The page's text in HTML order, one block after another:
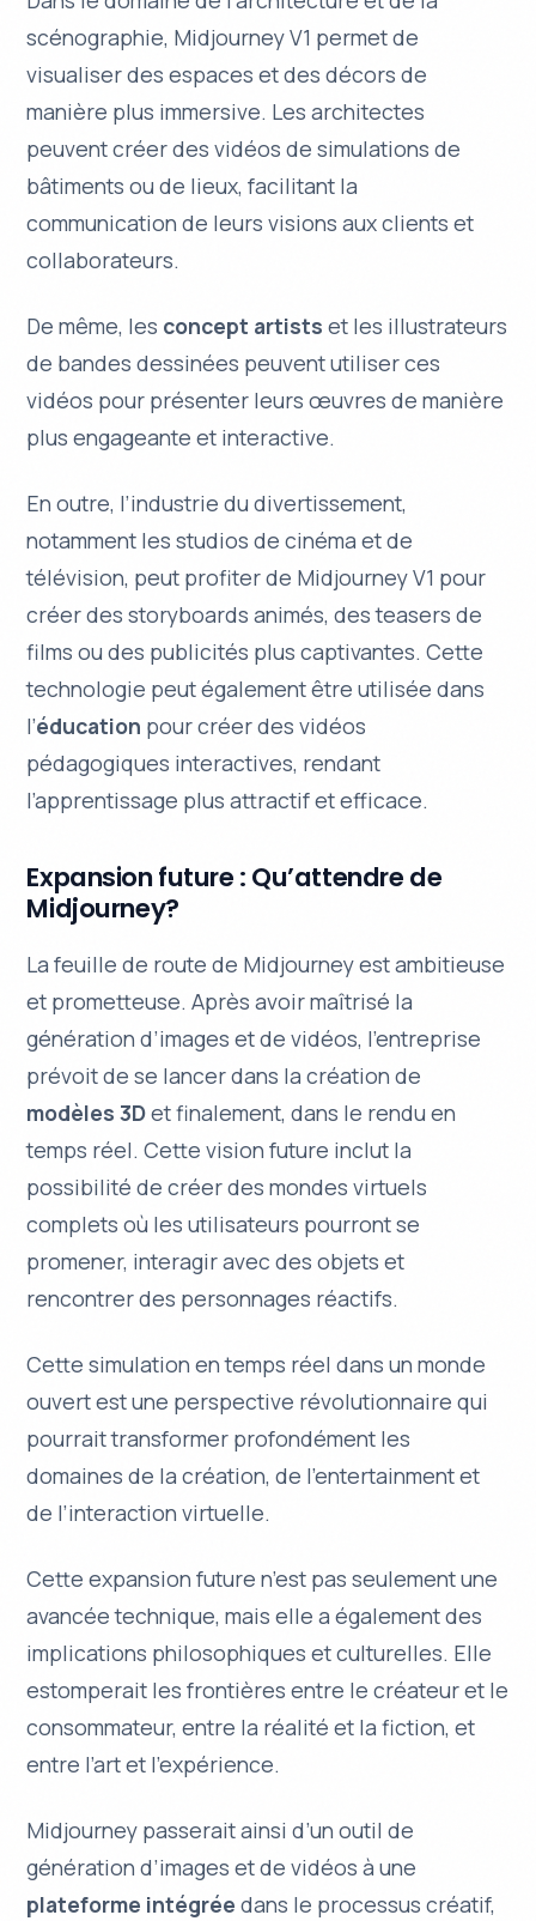
scénographie, Midjourney V1 permet de
visualiser des espaces et des décors de
manière plus immersive. Les architectes
peuvent créer des vidéos de simulations de
bâtiments ou de lieux, facilitant la
communication de leurs visions aux clients et
collaborateurs.
De même, les concept artists et les illustrateurs
de bandes dessinées peuvent utiliser ces
vidéos pour présenter leurs œuvres de manière
plus engageante et interactive.
En outre, l’industrie dudivertissement,
notamment les studios de cinéma et de
télévision, peut profiter de Midjourney V1 pour
créer des storyboards animés, des teasers de
films ou des publicités plus captivantes. Cette
technologie peut également être utilisée dans
l’éducation pour créer des vidéos
pédagogiques interactives, rendant
l’apprentissage plus attractif et efficace.
Expansion future : Qu’attendre de
Midjourney?
La feuille de route de Midjourney estambitieuse
et prometteuse. Après avoir maîtrisé la
génération d’images et de vidéos, l’entreprise
prévoit de se lancer dans la création de
modèles 3Det finalement, dans le rendu en
temps réel. Cette vision future inclut la
possibilité de créer desmondes virtuels
complets où les utilisateurs pourront se
promener, interagir avec des objets et
rencontrer des personnages réactifs.
Cette simulation en temps réel dans un monde
ouvert est une perspective révolutionnaire qui
pourrait transformer profondément les
domaines de la création, de l’entertainment et
de l’interaction virtuelle.
Cette expansion future n’est pas seulement une
avancée technique, mais elle a également des
implications philosophiques et culturelles. Elle
estomperait les frontières entre le créateur et le
consommateur, entre la réalité et la fiction, et
entre l’art et l’expérience.
Midjourney passerait ainsi d’un outil de
génération d’images et de vidéos à une
plateforme intégrée dans le processus créatif,